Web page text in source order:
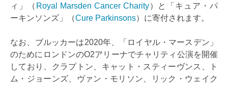
ィ」（ Royal Marsden Cancer Charity）と「キュア・パ
ーキンソンズ」（Cure Parkinsons）に寄付されます。
なお、ブルッカーは2020年、「ロイヤル・マースデン」
のためにロンドンのO2アリーナでチャリティ公演を開催
しており、クラプトン、キャット・スティーヴンス、ト
ム・ジョーンズ、ヴァン・モリソン、リック・ウェイク